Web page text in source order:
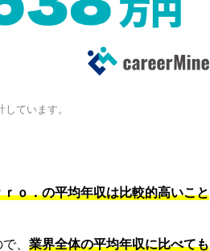
ています。
ｏ．の平均年収は比較的高いこと
、 業界全体の平均年収に比べても